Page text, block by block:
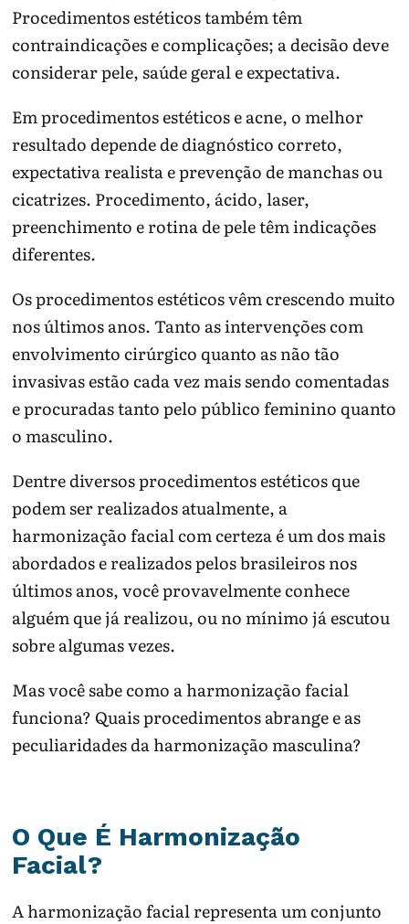
Procedimentos estéticos também têm
contraindicações e complicações; a decisão deve
considerar pele, saúde geral e expectativa.
Em procedimentos estéticos e acne, o melhor
resultado depende de diagnóstico correto,
expectativa realista e prevenção de manchas ou
cicatrizes. Procedimento, ácido, laser,
preenchimento e rotina de pele têm indicações
diferentes.
Os procedimentos estéticos vêm crescendo muito
nos últimos anos. Tanto as intervenções com
envolvimento cirúrgico quanto as não tão
invasivas estão cada vez mais sendo comentadas
e procuradas tanto pelo público feminino quanto
o masculino.
Dentre diversos procedimentos estéticos que
podem ser realizados atualmente, a
harmonização facial com certeza é um dos mais
abordados e realizados pelos brasileiros nos
últimos anos, você provavelmente conhece
alguém que já realizou, ou no mínimo já escutou
sobre algumas vezes.
Mas você sabe como a harmonização facial
funciona? Quais procedimentos abrange e as
peculiaridades da harmonização masculina?
O Que É Harmonização
Facial?
A harmonização facial representa um conjunto